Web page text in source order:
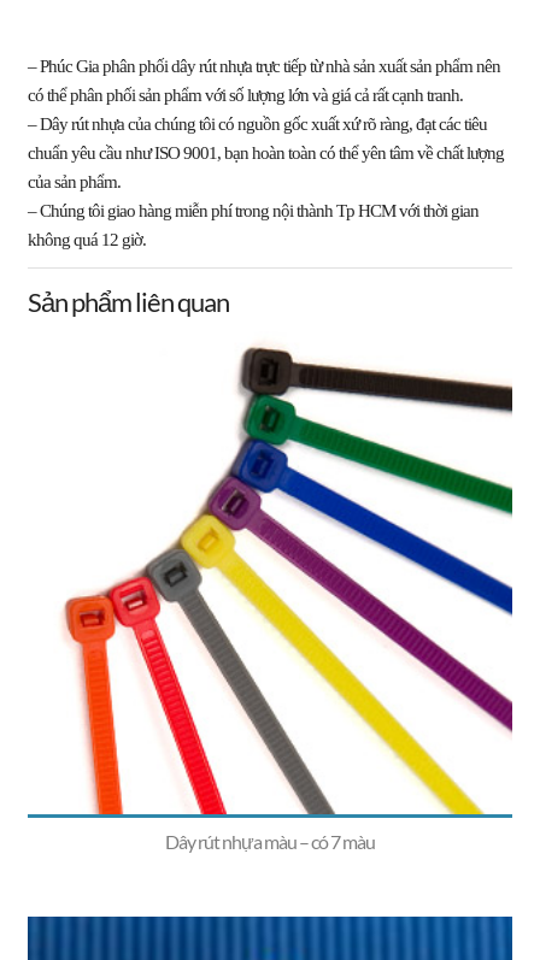
– Phúc Gia phân phối dây rút nhựa trực tiếp từnhà sản xuất sản phẩmnên
có thể phân phối sản phẩm với số lượng lớn và giá cả rất cạnh tranh.
–Dây rút nhựacủa chúng tôi cónguồn gốc xuất xứ rõ ràng,đạt các tiêu
chuẩn yêu cầunhư ISO 9001, bạn hoàn toàn có thể yên tâm về chất lượng
của sản phẩm.
– Chúng tôi giao hàng miễn phítrong nội thành Tp HCM với thời gian
không quá 12 giờ.
Sản phẩm liên quan
Dây rút nhựa màu – có 7 màu